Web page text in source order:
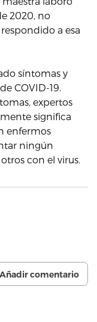
2020, no
a esa
síntomas y
COVID-19.
expertos
significa
enfermos
ningún
con el virus.
Añadir comentario